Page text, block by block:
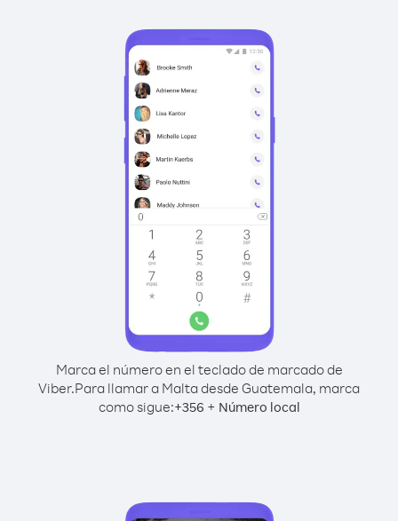
Marca el número en el teclado de marcado de
Viber.Para llamar a Malta desde Guatemala, marca
como sigue:+356 + Número local